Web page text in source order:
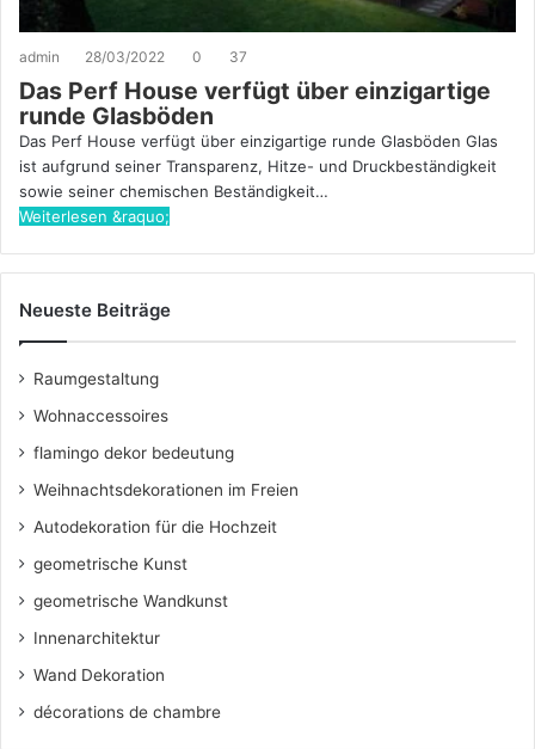
admin 28/03/2022 0 37
Das Perf House verfügt über einzigartige
runde Glasböden
Das Perf House verfügt über einzigartige runde Glasböden Glas
ist aufgrund seiner Transparenz, Hitze- und Druckbeständigkeit
sowie seiner chemischen Beständigkeit…
Weiterlesen &raquo;
Neueste Beiträge
Raumgestaltung
Wohnaccessoires
flamingo dekor bedeutung
Weihnachtsdekorationen im Freien
Autodekoration für die Hochzeit
geometrische Kunst
geometrische Wandkunst
Innenarchitektur
Wand Dekoration
décorations de chambre